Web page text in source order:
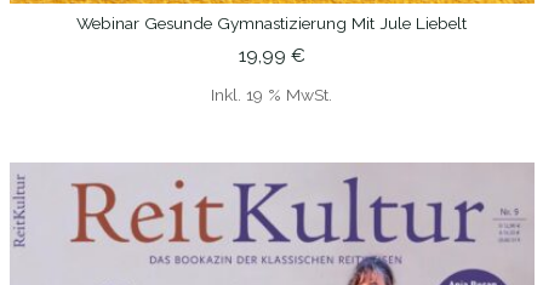
IN DEN WARENKORB
Webinar Gesunde Gymnastizierung Mit Jule Liebelt
19,99 €
Inkl. 19 % MwSt.